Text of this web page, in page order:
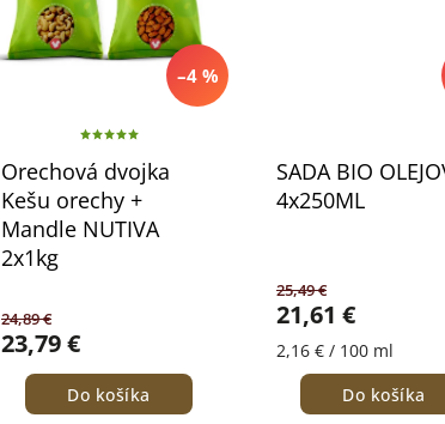
–4 %
Orechová dvojka
Kešu orechy +
Mandle NUTIVA
2x1kg
24,89 €
23,79 €
Do košíka
SADA BIO
4x250ML
25,49 €
21,61 €
2,16 € / 100 ml
Do košíka